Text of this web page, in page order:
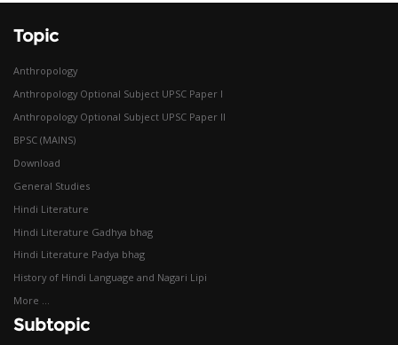
Topic
Anthropology
Anthropology Optional Subject UPSC Paper I
Anthropology Optional Subject UPSC Paper II
BPSC (MAINS)
Download
General Studies
Hindi Literature
Hindi Literature Gadhya bhag
Hindi Literature Padya bhag
History of Hindi Language and Nagari Lipi
More ...
Subtopic